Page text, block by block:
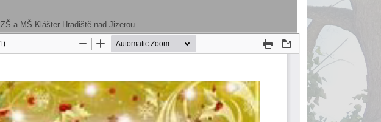
ZŠ a MŠ Klášter Hradiště nad Jizerou